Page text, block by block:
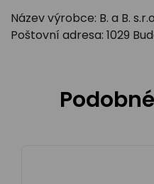
Název výrobce: B. a B.
Poštovní adresa: 1029